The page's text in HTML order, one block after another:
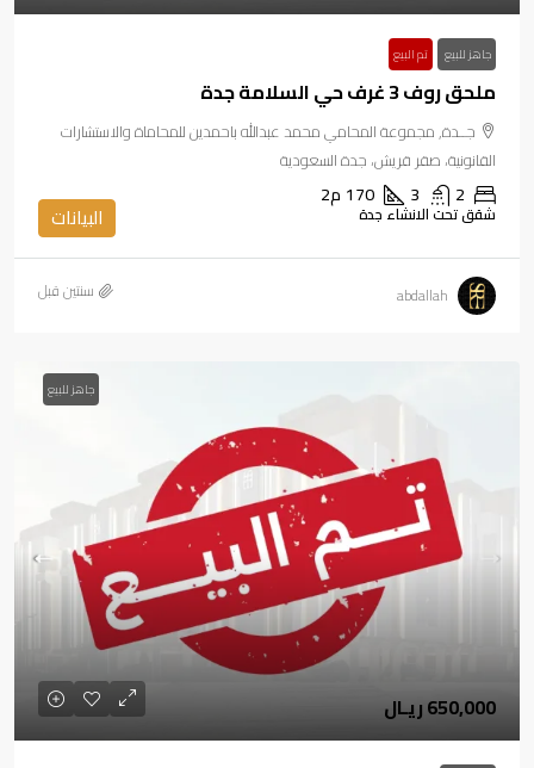
جاهز للبيع تم البيع
ملحق روف 3 غرف حي السلامة جدة
جــدة, مجموعة المحامي محمد عبدالله باحمدين للمحاماة والاستشارات
القانونية، صقر قريش، جدة السعودية
2
3
170 م2
شقق تحت الانشاء جدة البيانات
abdallah ‏سنتين قبل
جاهز للبيع
650,000 ريـال